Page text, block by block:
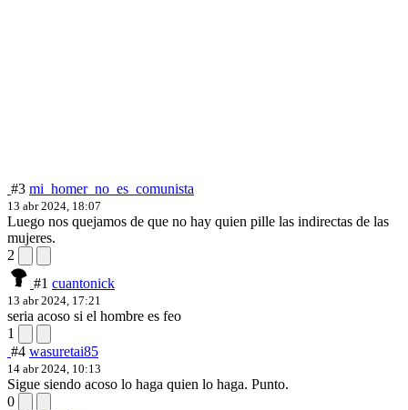
#3 mi_homer_no_es_comunista
13 abr 2024, 18:07
Luego nos quejamos de que no hay quien pille las indirectas de las
mujeres.
2
#1 cuantonick
13 abr 2024, 17:21
seria acoso si el hombre es feo
1
#4 wasuretai85
14 abr 2024, 10:13
Sigue siendo acoso lo haga quien lo haga. Punto.
0